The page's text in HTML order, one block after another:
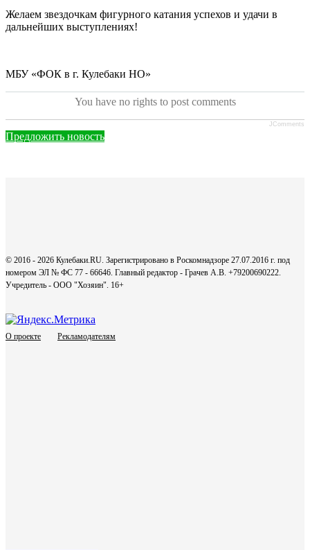
Желаем звездочкам фигурного катания успехов и удачи в
дальнейших выступлениях!
МБУ «ФОК в г. Кулебаки НО»
You have no rights to post comments
JComments
Предложить новость
© 2016 - 2026 Кулебаки.RU. Зарегистрировано в Роскомнадзоре 27.07.2016 г. под
номером ЭЛ № ФС 77 - 66646. Главный редактор - Грачев А.В. +79200690222.
Учредитель - ООО "Хозяин". 16+
О проекте Рекламодателям